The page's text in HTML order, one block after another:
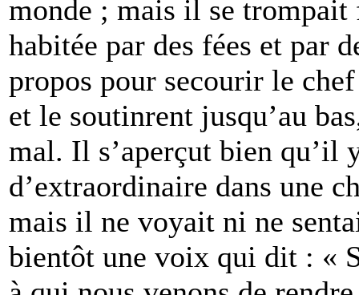
monde ; mais il se
habitée par des fées et par
propos pour secourir le
et le soutinrent jusqu’au
mal. Il s’aperçut bien qu’il
d’extraordinaire dans une
mais il ne voyait ni ne
bientôt une voix qui dit : «